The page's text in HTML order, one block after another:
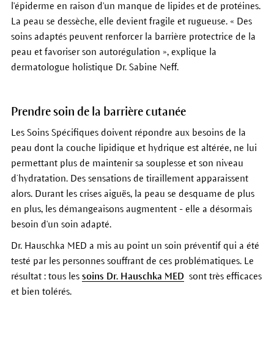
l'épiderme en raison d'un manque de lipides et de protéines.
La peau se dessèche, elle devient fragile et rugueuse. « Des
soins adaptés peuvent renforcer la barrière protectrice de la
peau et favoriser son autorégulation », explique la
dermatologue holistique Dr. Sabine Neff.
Prendre soin de la barrière cutanée
Les Soins Spécifiques doivent répondre aux besoins de la
peau dont la couche lipidique et hydrique est altérée, ne lui
permettant plus de maintenir sa souplesse et son niveau
d’hydratation. Des sensations de tiraillement apparaissent
alors. Durant les crises aiguës, la peau se desquame de plus
en plus, les démangeaisons augmentent - elle a désormais
besoin d'un soin adapté.
Dr. Hauschka MED a mis au point un soin préventif qui a été
testé par les personnes souffrant de ces problématiques. Le
résultat : tous les soins Dr. Hauschka MED sont très efficaces
et bien tolérés.